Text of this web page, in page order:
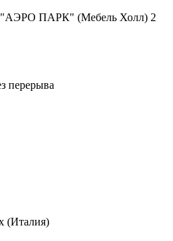
"АЭРО ПАРК" (Мебель Холл) 2
перерыва
(Италия)